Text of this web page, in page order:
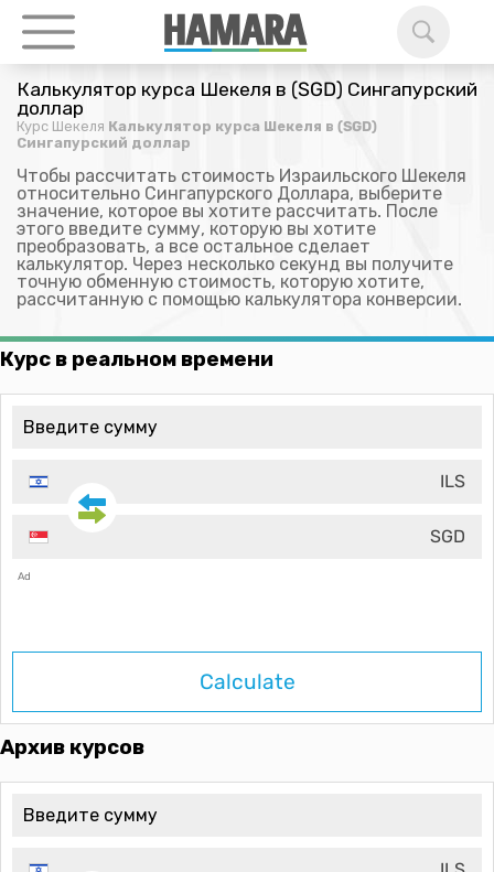
Калькулятор курса Шекеля в (SGD) Сингапурский
доллар
Курс Шекеля Калькулятор курса Шекеля в (SGD)
Сингапурский доллар
Чтобы рассчитать стоимость Израильского Шекеля
относительно Сингапурского Доллара, выберите
значение, которое вы хотите рассчитать. После
этого введите сумму, которую вы хотите
преобразовать, а все остальное сделает
калькулятор. Через несколько секунд вы получите
точную обменную стоимость, которую хотите,
рассчитанную с помощью калькулятора конверсии.
Курс в реальном времени
ILS
SGD
Ad
Calculate
Архив курсов